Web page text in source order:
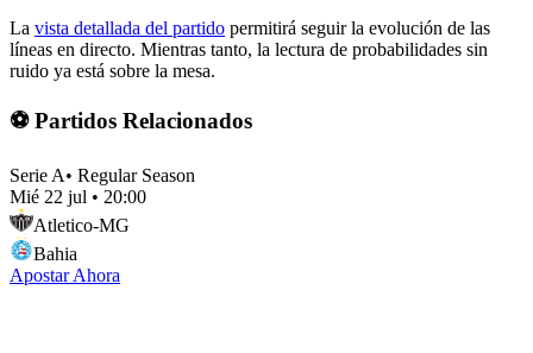
La vista detallada del partido permitirá seguir la evolución de las
líneas en directo. Mientras tanto, la lectura de probabilidades sin
ruido ya está sobre la mesa.
⚽ Partidos Relacionados
Serie A• Regular Season
Mié 22 jul • 20:00
Atletico-MG
Bahia
Apostar Ahora